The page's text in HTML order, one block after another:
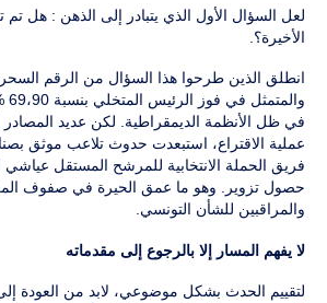
الأخيرة؟.
انطلق الذين طرحوا هذا السؤال من الرقم
في ظل الأنظمة الديمقراطية. لكن عديد المصادر
عملية الاقتراع، استبعدت حدوث تلاعب موثق
فريق الحملة الانتخابية للمرشح المستقل عياشي
حصول تزوير. وهو ما عمق الحيرة في صفوف
والمراقبين للشأن التونسي.
لا يفهم المسار إلا بالرجوع إلى مقدماته
لتقييم الحدث بشكل موضوعي، لابد من العودة